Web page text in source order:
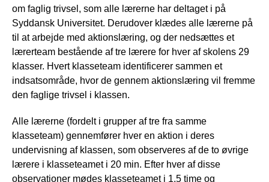
om faglig trivsel, som alle lærerne har deltaget i på
Syddansk Universitet. Derudover klædes alle lærerne på
til at arbejde med aktionslæring, og der nedsættes et
lærerteam bestående af tre lærere for hver af skolens 29
klasser. Hvert klasseteam identificerer sammen et
indsatsområde, hvor de gennem aktionslæring vil fremme
den faglige trivsel i klassen.
Alle lærerne (fordelt i grupper af tre fra samme
klasseteam) gennemfører hver en aktion i deres
undervisning af klassen, som observeres af de to øvrige
lærere i klasseteamet i 20 min. Efter hver af disse
observationer mødes klasseteamet i 1,5 time og